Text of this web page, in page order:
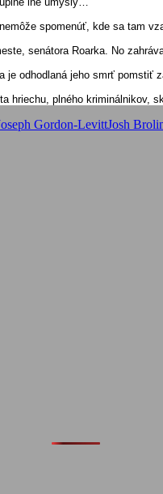
spomenúť, kde sa tam
senátora Roarka. No
je odhodlaná jeho smrť pomstiť
plného kriminálnikov,
Gordon-LevittJosh